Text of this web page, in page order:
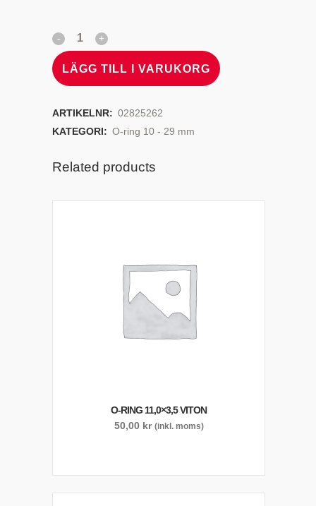
LÄGG TILL I VARUKORG
ARTIKELNR: 02825262
KATEGORI: O-ring 10 - 29 mm
Related products
O-RING 11,0×3,5 VITON
50,00 kr (inkl. moms)